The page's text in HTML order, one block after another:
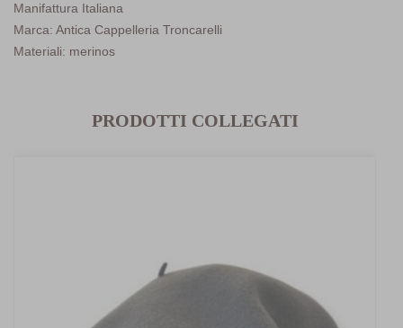
Manifattura Italiana
Marca: Antica Cappelleria Troncarelli
Materiali: merinos
PRODOTTI COLLEGATI